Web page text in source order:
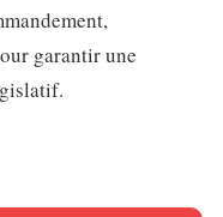
garantir une